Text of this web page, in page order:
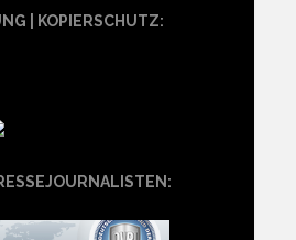
| KOPIERSCHUTZ: